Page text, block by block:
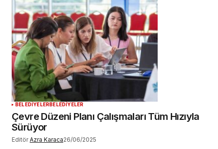
BELEDİYELERBELEDİYELER
Çevre Düzeni Planı Çalışmaları Tüm Hızıyla
Sürüyor
Editör Azra Karaca26/06/2025